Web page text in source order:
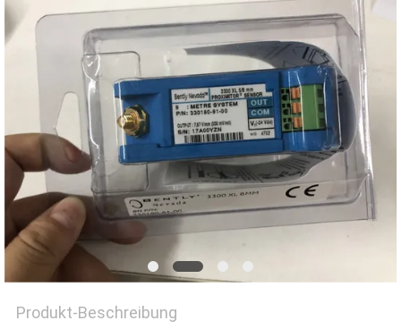
DATENSCHUTZRICHTLINIE
Produkt-Beschreibung